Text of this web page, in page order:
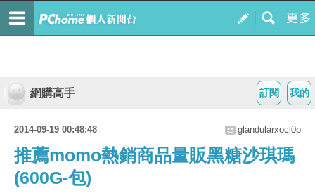
我的
訂閱
網購高手
2014-09-19 00:48:48 glandularxocl0p
推薦momo熱銷商品量販黑糖沙琪瑪
(600G-包)